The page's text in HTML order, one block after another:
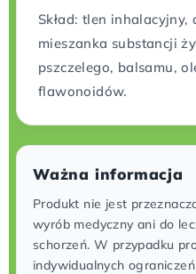
Skład: tlen
mieszanka substancji
pszczelego, balsamu,
flawonoidów.
Ważna informacja
Produkt nie jest
wyrób medyczny ani do
schorzeń. W przypadku
indywidualnych